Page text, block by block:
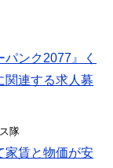
パンク2077』く
関連する求人募
隊
家賃と物価が安